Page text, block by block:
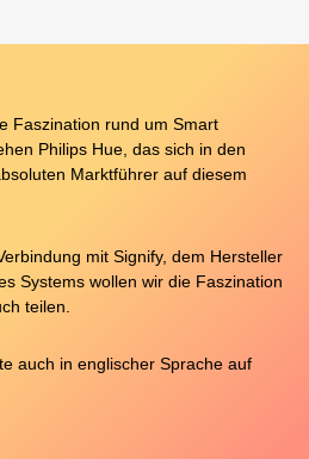
Faszination rund um Smart
Philips Hue, das sich in den
Marktführer auf diesem
mit Signify, dem Hersteller
Systems wollen wir die Faszination
teilen.
auch in englischer Sprache auf